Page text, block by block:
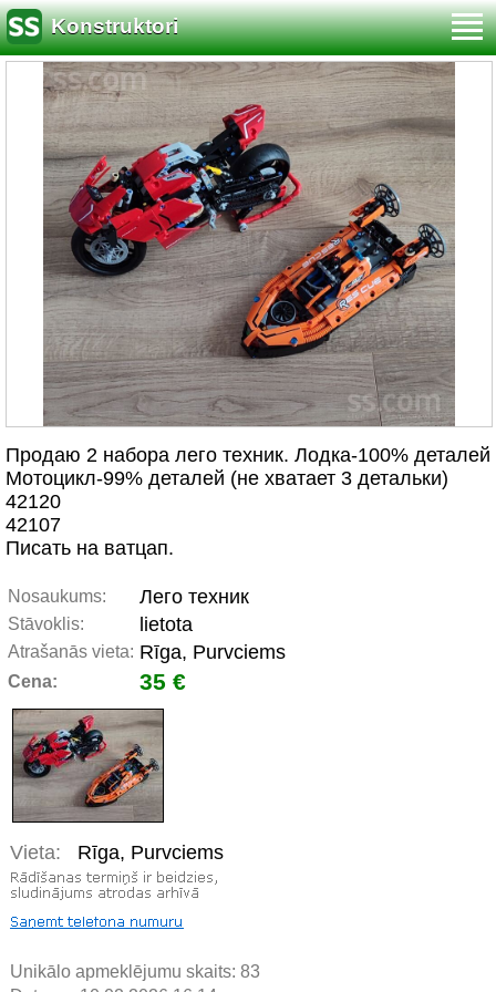
Konstruktori
Продаю 2 набора лего техник. Лодка-100% деталей
Мотоцикл-99% деталей (не хватает 3 детальки)
42120
42107
Писать на ватцап.
Nosaukums: Лего техник
Stāvoklis: lietota
Atrašanās vieta: Rīga, Purvciems
Cena: 35 €
Vieta: Rīga, Purvciems
Unikālo apmeklējumu skaits: 83